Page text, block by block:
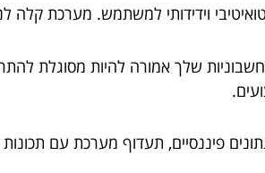
וידידותי למשתמש. מערכת קלה
שלך אמורה להיות מסוגלת
פיננסיים, תעדוף מערכת עם תכונות